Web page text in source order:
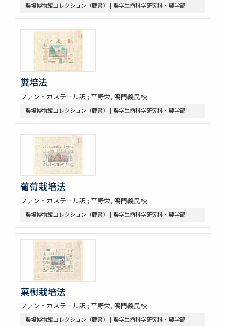
農場博物館コレクション（蔵書） | 農学生命科学研究科・農学部
糞培法
ファン・カステール訳 ; 平野栄, 鳴門義民校
農場博物館コレクション（蔵書） | 農学生命科学研究科・農学部
葡萄栽培法
ファン・カステール訳 ; 平野栄, 鳴門義民校
農場博物館コレクション（蔵書） | 農学生命科学研究科・農学部
菓樹栽培法
ファン・カステール訳 ; 平野栄, 鳴門義民校
農場博物館コレクション（蔵書） | 農学生命科学研究科・農学部